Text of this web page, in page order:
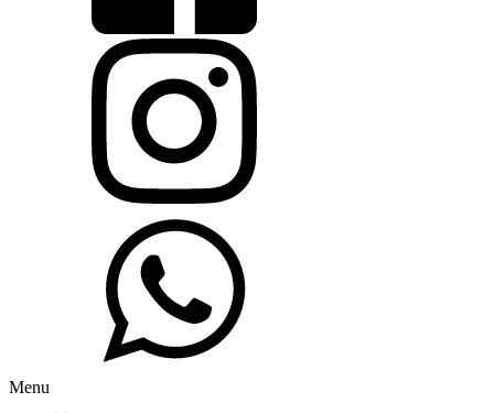
prodotto
Menu